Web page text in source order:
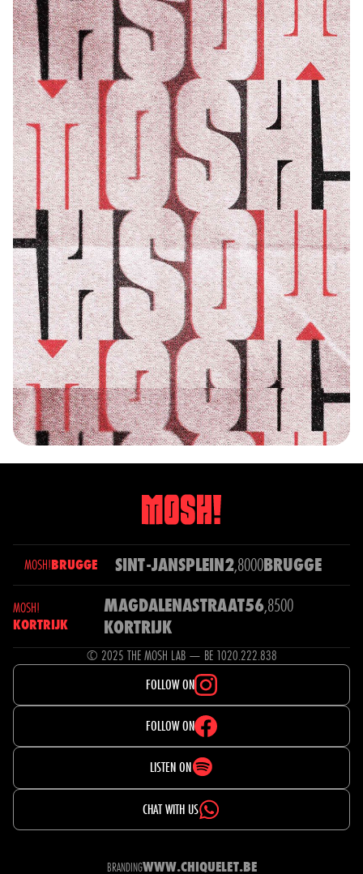
MOSH!BRUGGE SINT-JANSPLEIN2,8000BRUGGE
MOSH!
KORTRIJK
MAGDALENASTRAAT56,8500
KORTRIJK
© 2025 THE MOSH LAB — BE 1020.222.838
FOLLOW ON
FOLLOW ON
LISTEN ON
CHAT WITH US
BRANDINGWWW.CHIQUELET.BE